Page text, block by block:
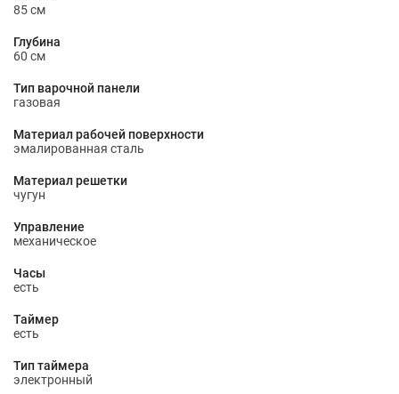
85 см
Глубина
60 см
Тип варочной панели
газовая
Материал рабочей поверхности
эмалированная сталь
Материал решетки
чугун
Управление
механическое
Часы
есть
Таймер
есть
Тип таймера
электронный